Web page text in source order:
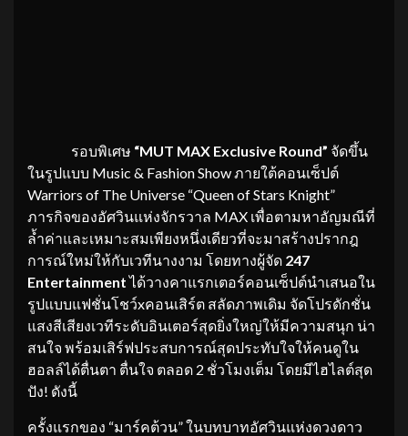
รอบพิเศษ “MUT MAX Exclusive Round” จัดขึ้น
ในรูปแบบ Music & Fashion Show ภายใต้คอนเซ็ปต์
Warriors of The Universe “Queen of Stars Knight”
ภารกิจของอัศวินแห่งจักรวาล MAX เพื่อตามหาอัญมณีที่
ล้ำค่าและเหมาะสมเพียงหนึ่งเดียวที่จะมาสร้างปรากฎ
การณ์ใหม่ให้กับเวทีนางงาม โดยทางผู้จัด 247
Entertainmentได้วางคาแรกเตอร์คอนเซ็ปต์นำเสนอใน
รูปแบบแฟชั่นโชว์xคอนเสิร์ต สลัดภาพเดิม จัดโปรดักชั่น
แสงสีเสียงเวทีระดับอินเตอร์สุดยิ่งใหญ่ให้มีความสนุก น่า
สนใจ พร้อมเสิร์ฟประสบการณ์สุดประทับใจให้คนดูใน
ฮอลล์ได้ตื่นตา ตื่นใจ ตลอด 2 ชั่วโมงเต็ม โดยมีไฮไลต์สุด
ปัง! ดังนี้
ครั้งแรกของ “มาร์คต้วน” ในบทบาทอัศวินแห่งดวงดาว